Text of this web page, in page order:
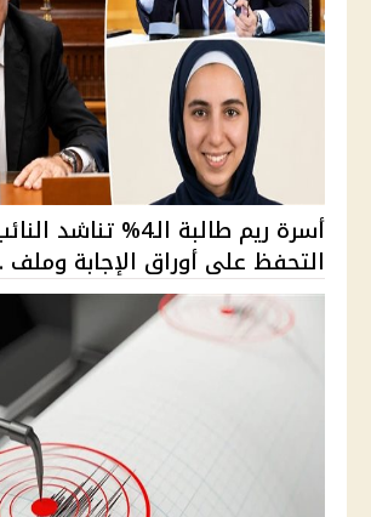
أسرة ريم طالبة الـ4%
التحفظ على أوراق الإجابة وملف